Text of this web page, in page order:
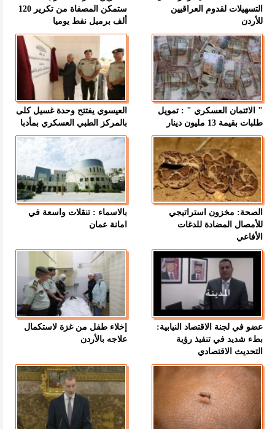
التسهيلات لقدوم العراقيين
للأردن
ستمكن المصفاة من تكرير 120
ألف برميل نفط يوميا
" الائتمان العسكري " : تمويل
طلبات بقيمة 13 مليون دينار
العيسوي يفتتح وحدة غسيل كلى
بالمركز الطبي العسكري بمأدبا
الصحة: مخزون استراتيجي
للأمصال المضادة للدغات
الأفاعي
بالاسماء : تنقلات واسعة في
امانة عمان
عضو في لجنة الاقتصاد النيابية:
بطء شديد في تنفيذ رؤية
التحديث الاقتصادي
إخلاء طفل من غزة لاستكمال
علاجه بالأردن